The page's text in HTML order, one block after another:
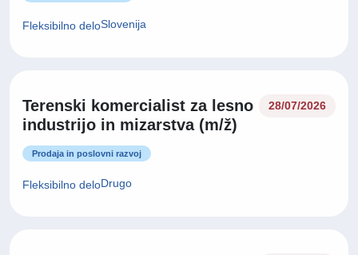
Fleksibilno deloSlovenija
Terenski komercialist za lesno
industrijo in mizarstva (m/ž)
28/07/2026
Prodaja in poslovni razvoj
Fleksibilno deloDrugo